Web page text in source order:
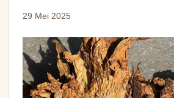
29 Mei 2025